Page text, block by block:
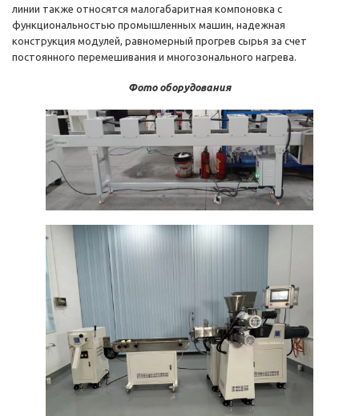
линии также относятся малогабаритная компоновка с
функциональностью промышленных машин, надежная
конструкция модулей, равномерный прогрев сырья за счет
постоянного перемешивания и многозонального нагрева.
Фото оборудования